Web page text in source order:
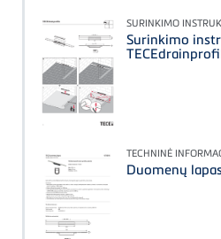
SURINKIMO
Surinkimo
TECHNINĖ
Duomenų